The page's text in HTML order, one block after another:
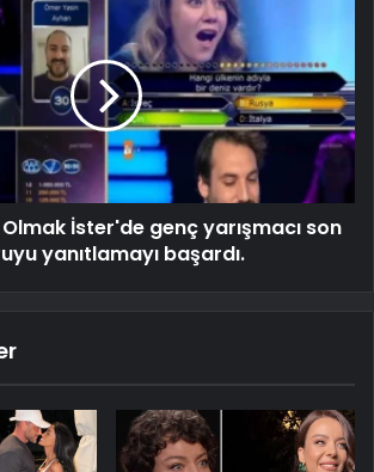
İster'de genç yarışmacı son
yanıtlamayı başardı.